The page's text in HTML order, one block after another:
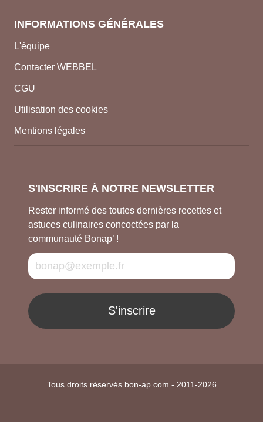
INFORMATIONS GÉNÉRALES
L'équipe
Contacter WEBBEL
CGU
Utilisation des cookies
Mentions légales
S'INSCRIRE À NOTRE NEWSLETTER
Rester informé des toutes dernières recettes et
astuces culinaires concoctées par la
communauté Bonap’ !
S'inscrire
Tous droits réservés bon-ap.com - 2011-2026